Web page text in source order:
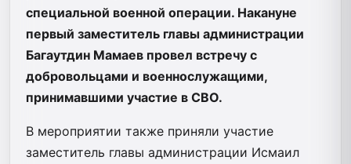
специальной военной операции. Накануне
первый заместитель главы администрации
Багаутдин Мамаев провел встречу с
добровольцами и военнослужащими,
принимавшими участие в СВО.
В мероприятии также приняли участие
заместитель главы администрации Исмаил